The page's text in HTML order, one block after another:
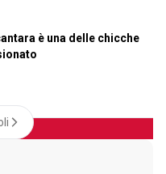
è una delle chicche